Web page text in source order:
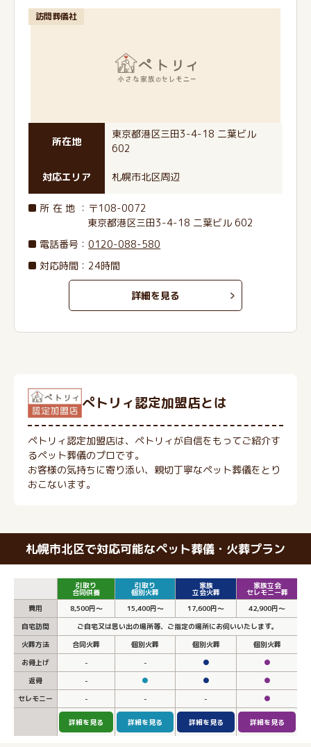
訪問葬儀社
所在地
東京都港区三田3-4-18 二葉ビル
602
対応エリア 札幌市北区周辺
所在地 ：〒108-0072
東京都港区三田3-4-18 二葉ビル 602
電話番号 ：0120-088-580
対応時間：24時間
詳細を見る
ぺトリィ認定加盟店とは
ペトリィ認定加盟店は、ペトリィが自信をもってご紹介す
るペット葬儀のプロです。
お客様の気持ちに寄り添い、親切丁寧なペット葬儀をとり
おこないます。
札幌市北区で対応可能なペット葬儀・火葬プラン
引取り
合同供養
引取り
個別火葬
家族
立会火葬
家族立会
セレモニー葬
費用
8,500円～ 15,400円～ 17,600円～
42,900円～
自宅訪問
ご自宅又は思い出の場所等、ご指定の場所にお伺いいたします。
火葬方法
合同火葬 個別火葬 個別火葬
個別火葬
お骨上げ
- - ●
●
返骨
- ● ●
●
セレモニー
- - - ●
詳細を見る 詳細を見る 詳細を見る 詳細を見る